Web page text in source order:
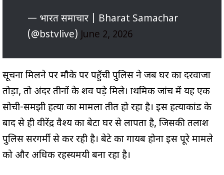
— भारत समाचार | Bharat Samachar
(@bstvlive) June 2, 2026
सूचना मिलने पर मौके पर पहुँची पुलिस ने जब घर का दरवाजा
तोड़ा, तो अंदर तीनों के शव पड़े मिले। प्राथमिक जांच में यह एक
सोची-समझी हत्या का मामला प्रतीत हो रहा है। इस हत्याकांड के
बाद से ही वीरेंद्र वैश्य का बेटा घर से लापता है, जिसकी तलाश
पुलिस सरगर्मी से कर रही है। बेटे का गायब होना इस पूरे मामले
को और अधिक रहस्यमयी बना रहा है।